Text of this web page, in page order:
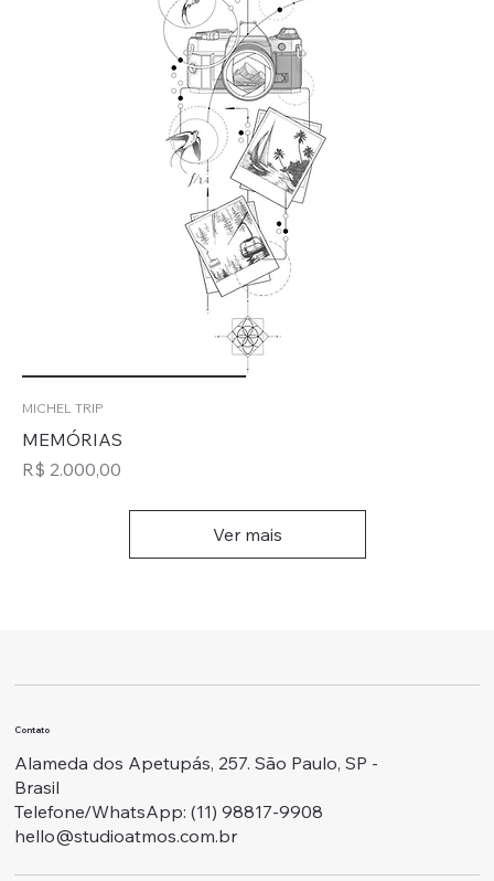
MICHEL TRIP
MEMÓRIAS
Preço
R$ 2.000,00
Ver mais
Contato
Alameda dos Apetupás, 257. São Paulo, SP -
Brasil
Telefone/WhatsApp: ‭(11) 98817-9908
hello@studioatmos.com.br